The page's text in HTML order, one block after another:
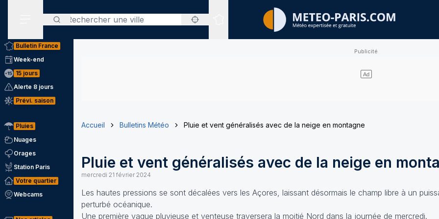
Rechercher
Sites expertisés
Bulletin France
Week-end
15 jours
Alerte 8 jours
Prévi. saison
Pluies
Nuages
Orages
Station Paris
Votre quartier
Webcams
Accueil Bulletins Météo Pluie et vent généralisés avec de la neige en montagne
Pluie et vent généralisés avec de la neige en
mercredi 21 février 2024
Les hautes pressions se sont décalées vers les Açores, laissant désormais le champ libre à un
perturbé océanique.
Une première vague pluvieuse et venteuse traversera la moitié Nord dans la journée de mercredi.